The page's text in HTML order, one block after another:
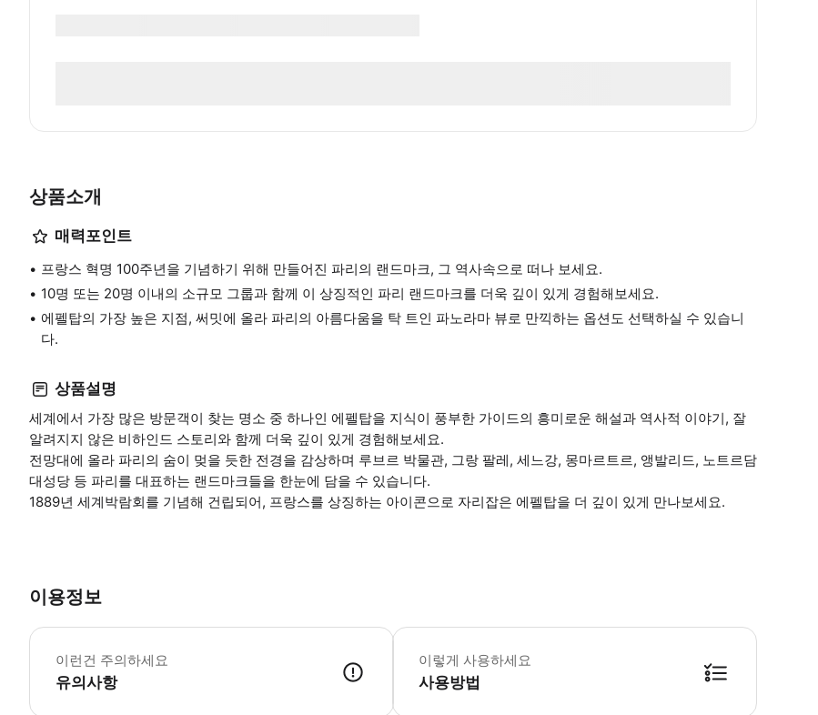
상품소개
매력포인트
프랑스 혁명 100주년을 기념하기 위해 만들어진 파리의 랜드마크, 그 역사속으로 떠나 보세요.
10명 또는 20명 이내의 소규모 그룹과 함께 이 상징적인 파리 랜드마크를 더욱 깊이 있게 경험해보세요.
에펠탑의 가장 높은 지점, 써밋에 올라 파리의 아름다움을 탁 트인 파노라마 뷰로 만끽하는 옵션도 선택하실 수 있습니
다.
상품설명
세계에서 가장 많은 방문객이 찾는 명소 중 하나인 에펠탑을 지식이 풍부한 가이드의 흥미로운 해설과 역사적 이야기, 잘
알려지지 않은 비하인드 스토리와 함께 더욱 깊이 있게 경험해보세요.
전망대에 올라 파리의 숨이 멎을 듯한 전경을 감상하며 루브르 박물관, 그랑 팔레, 세느강, 몽마르트르, 앵발리드, 노트르담
대성당 등 파리를 대표하는 랜드마크들을 한눈에 담을 수 있습니다.
1889년 세계박람회를 기념해 건립되어, 프랑스를 상징하는 아이콘으로 자리잡은 에펠탑을 더 깊이 있게 만나보세요.
이용정보
이런건 주의하세요
유의사항
- 어린이 규정 13세 이하의 어린이는 티켓을 구비한 성인과 동행하여야 합니다
이렇게 사용하세요
사용방법